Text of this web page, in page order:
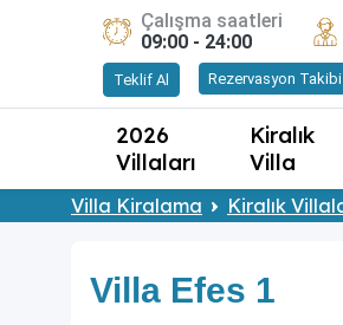
Çalışma saatleri
09:00 - 24:00
Teklif Al Rezervasyon Takibi
2026
Villaları
Kiralık
Villa
Villa Kiralama Kiralık
Villa Efes 1